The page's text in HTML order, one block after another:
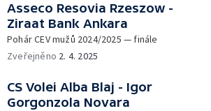
Asseco Resovia Rzeszow -
Ziraat Bank Ankara
Pohár CEV mužů 2024/2025 — finále
Zveřejněno 2. 4. 2025
CS Volei Alba Blaj - Igor
Gorgonzola Novara